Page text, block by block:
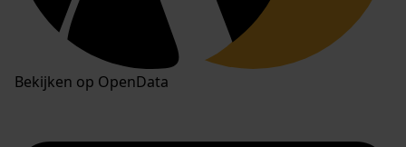
Bekijken op OpenData